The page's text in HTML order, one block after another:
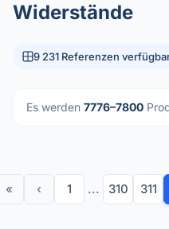
Widerstände
9 231 Referenzen
Es werden 7776–7800
« ‹ 1 ... 310 311